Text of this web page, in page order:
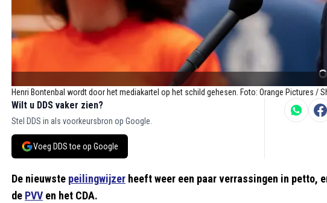
Henri Bontenbal wordt door het mediakartel op het schild gehesen. Foto: Orange Pictures /
Wilt u DDS vaker zien?
Stel DDS in als voorkeursbron op Google.
Voeg DDS toe op Google
De nieuwste peilingwijzer heeft weer een paar verrassingen in petto,
de PVV en het CDA.